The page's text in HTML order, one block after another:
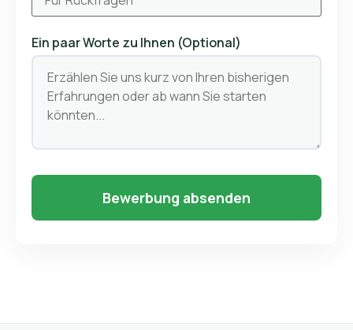
Ein paar Worte zu Ihnen (Optional)
Bewerbung absenden